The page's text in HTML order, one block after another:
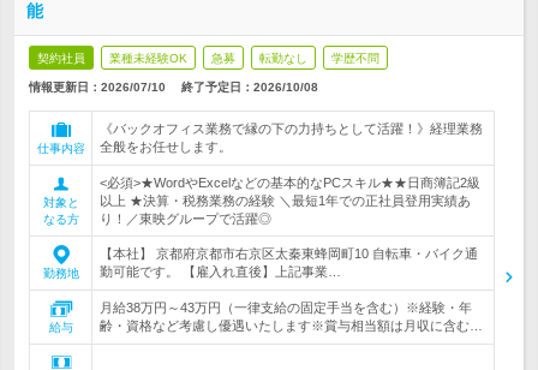
能
契約社員 業種未経験OK 急募 転勤なし 学歴不問
情報更新日：2026/07/10 終了予定日： 2026/10/08
仕事内容
《バックオフィス業務で縁の下の力持ちとして活躍！》経理業務
全般をお任せします。
対象と
なる方
<必須>★WordやExcelなどの基本的なPCスキル★★日商簿記2級
以上 ★決算・税務業務の経験 ＼最短1年での正社員登用実績あ
り！／東映グループで活躍◎
勤務地
【本社】 京都府京都市右京区太秦東蜂岡町10 自転車・バイク通
勤可能です。 【雇入れ直後】上記事業…
給与
月給38万円～43万円（一律支給の固定手当を含む）※経験・年
齢・資格など考慮し優遇いたします※賞与相当額は月収に含む…